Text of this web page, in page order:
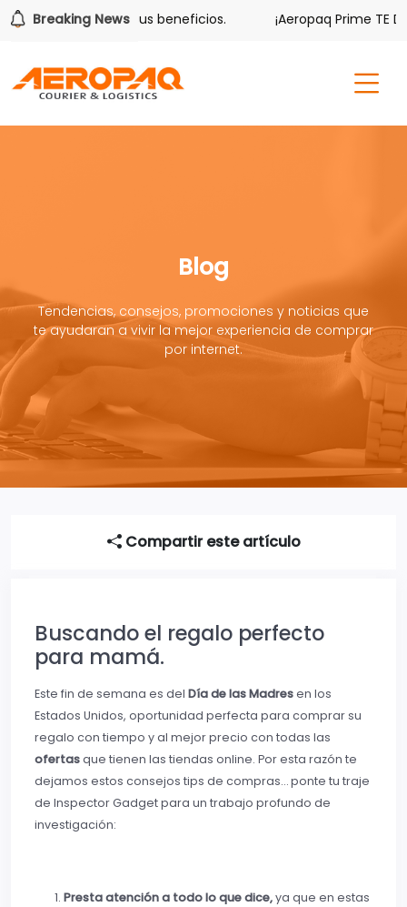
Breaking News
también tiene sus beneficios. ¡Aeropaq Prime TE DA
Blog
Tendencias, consejos, promociones y noticias que
te ayudaran a vivir la mejor experiencia de comprar
por internet.
Compartir este artículo
Buscando el regalo perfecto
para mamá.
Este fin de semana es del Día de las Madresen los
Estados Unidos, oportunidad perfecta para comprar su
regalo con tiempo y al mejor precio con todas las
ofertasque tienen las tiendas online. Por esta razón te
dejamos estos consejos tips de compras… ponte tu traje
de Inspector Gadget para un trabajo profundo de
investigación:
Presta atención a todo lo que dice,ya que en estas